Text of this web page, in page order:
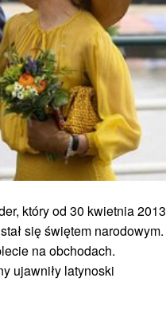
który od 30 kwietnia 2013
się świętem narodowym.
na obchodach.
ujawniły latynoski